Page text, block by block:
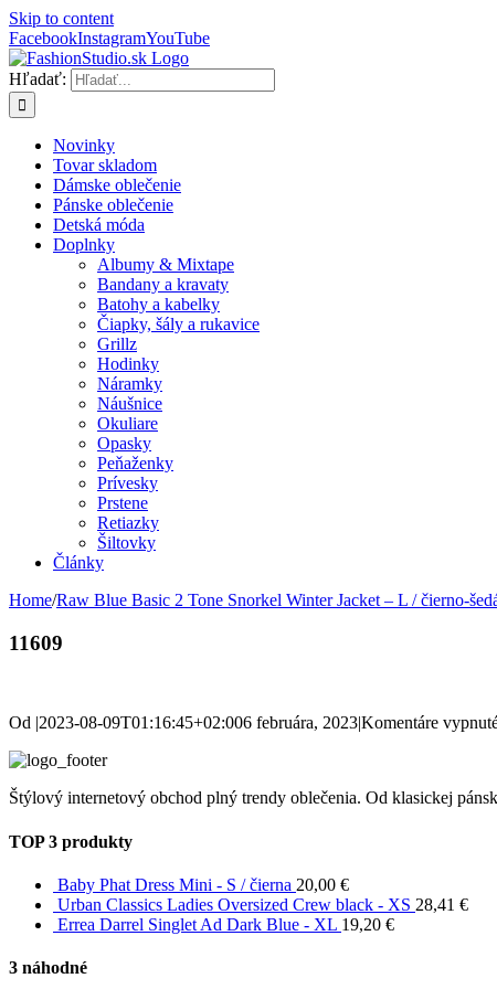
Skip to content
FacebookInstagramYouTube
Hľadať:
Novinky
Tovar skladom
Dámske oblečenie
Pánske oblečenie
Detská móda
Doplnky
Albumy & Mixtape
Bandany a kravaty
Batohy a kabelky
Čiapky, šály a rukavice
Grillz
Hodinky
Náramky
Náušnice
Okuliare
Opasky
Peňaženky
Prívesky
Prstene
Retiazky
Šiltovky
Články
Home/Raw Blue Basic 2 Tone Snorkel Winter Jacket – L / čierno-
11609
Od |2023-08-09T01:16:45+02:006 februára, 2023|Komentáre
Štýlový internetový obchod plný trendy oblečenia. Od klasickej
TOP 3 produkty
Baby Phat Dress Mini - S / čierna 20,00 €
Urban Classics Ladies Oversized Crew black - XS 28,41 €
Errea Darrel Singlet Ad Dark Blue - XL 19,20 €
3 náhodné